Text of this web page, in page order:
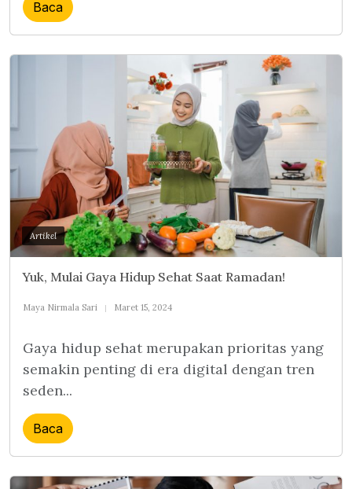
Baca
Artikel
Yuk, Mulai Gaya Hidup Sehat Saat Ramadan!
Maya Nirmala Sari Maret 15, 2024
Gaya hidup sehat merupakan prioritas yang
semakin penting di era digital dengan tren
seden...
Baca